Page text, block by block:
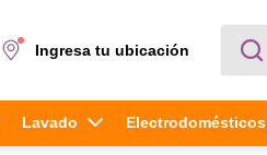
Ingresa tu ubicación
Lavado Electrodomésticos